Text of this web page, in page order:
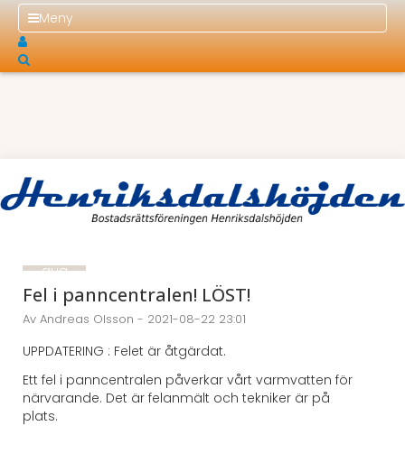
Meny
aug
2021
Fel i panncentralen! LÖST!
Av Andreas Olsson - 2021-08-22 23:01
UPPDATERING : Felet är åtgärdat.
Ett fel i panncentralen påverkar vårt varmvatten för
närvarande. Det är felanmält och tekniker är på
plats.